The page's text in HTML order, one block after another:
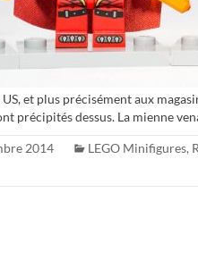
et plus précisément aux
précipités dessus. La mienne
2014 LEGO Minifigures,